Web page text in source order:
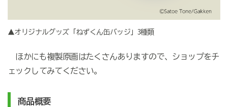
▲オリジナルグッズ「ねずくん缶バッジ」3種類
ほかにも複製原画はたくさんありますので、ショップをチ
ェックしてみてください。
商品概要